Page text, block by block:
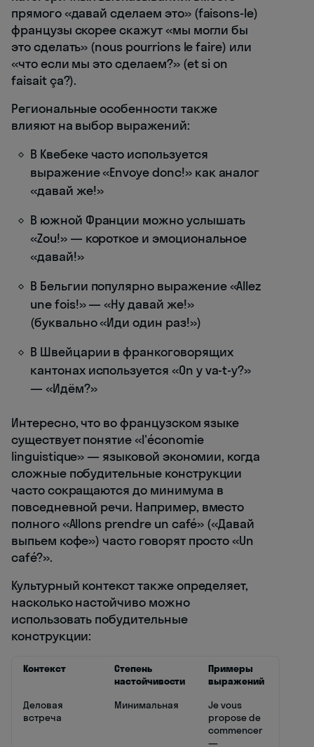
прямого «давай сделаем это» (faisons-le)
французы скорее скажут «мы могли бы
это сделать» (nous pourrions le faire) или
«что если мы это сделаем?» (et si on
faisait ça?).
Региональные особенности также
влияют на выбор выражений:
В Квебеке часто используется
выражение «Envoye donc!» как аналог
«давай же!»
В южной Франции можно услышать
«Zou!» — короткое и эмоциональное
«давай!»
В Бельгии популярно выражение «Allez
une fois!» — «Ну давай же!»
(буквально «Иди один раз!»)
В Швейцарии в франкоговорящих
кантонах используется «On y va-t-y?»
— «Идём?»
Интересно, что во французском языке
существует понятие «l'économie
linguistique» — языковой экономии, когда
сложные побудительные конструкции
часто сокращаются до минимума в
повседневной речи. Например, вместо
полного «Allons prendre un café» («Давай
выпьем кофе») часто говорят просто «Un
café?».
Культурный контекст также определяет,
насколько настойчиво можно
использовать побудительные
конструкции:
Контекст
Степень
настойчивости
Примеры
выражений
Деловая
встреча
Минимальная
Je vous
propose de
commencer
—